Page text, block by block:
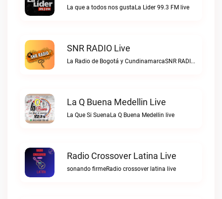
La que a todos nos gustaLa Lider 99.3 FM live
SNR RADIO Live
La Radio de Bogotá y CundinamarcaSNR RADIO live
La Q Buena Medellin Live
La Que Si SuenaLa Q Buena Medellin live
Radio Crossover Latina Live
sonando firmeRadio crossover latina live